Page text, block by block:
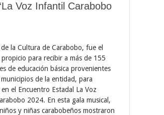
Voz Infantil Carabobo
la Cultura de Carabobo, fue el
propicio para recibir a más de 155
de educación básica provenientes
de la entidad, para
el Encuentro Estadal La Voz
2024. En esta gala musical,
y niñas carabobeños mostraron